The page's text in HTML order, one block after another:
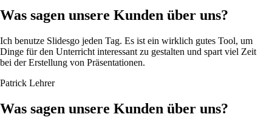
Was sagen unsere Kunden über uns?
Ich benutze Slidesgo jeden Tag. Es ist ein wirklich gutes Tool, um
Dinge für den Unterricht interessant zu gestalten und spart viel Zeit
bei der Erstellung von Präsentationen.
Patrick Lehrer
Was sagen unsere Kunden über uns?